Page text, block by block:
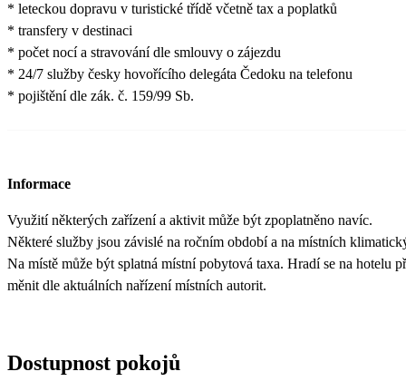
* leteckou dopravu v turistické třídě včetně tax a poplatků
* transfery v destinaci
* počet nocí a stravování dle smlouvy o zájezdu
* 24/7 služby česky hovořícího delegáta Čedoku na telefonu
* pojištění dle zák. č. 159/99 Sb.
Informace
Využití některých zařízení a aktivit může být zpoplatněno navíc.
Některé služby jsou závislé na ročním období a na místních
Na místě může být splatná místní pobytová taxa. Hradí se na hotelu
měnit dle aktuálních nařízení místních autorit.
Dostupnost pokojů